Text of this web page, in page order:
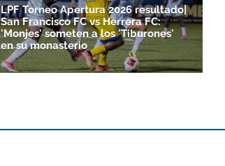
LPF Torneo Apertura 2026 resultado|
San Francisco FC vs Herrera FC:
'Monjes' someten a los 'Tiburones'
en su monasterio